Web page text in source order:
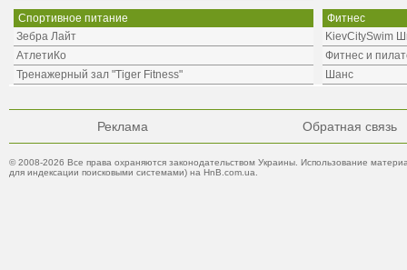
Спортивное питание
Зебра Лайт
АтлетиКо
Тренажерный зал "Tiger Fitness"
Фитнес
KievCitySwim
Фитнес и
Шанс
Реклама Обратная связь
© 2008-2026 Все права охраняются законодательством Украины. Использование
для индексации поисковыми системами) на HnB.com.ua.